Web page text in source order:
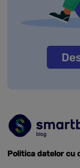
Politica datelor cu